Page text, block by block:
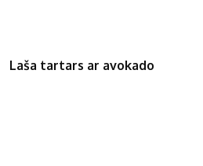
Laša tartars ar avokado